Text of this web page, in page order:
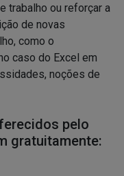
trabalho ou reforçar a
de novas
como o
caso do Excel em
noções de
pelo
gratuitamente: